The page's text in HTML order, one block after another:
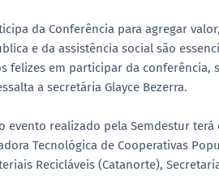
da Conferência para agregar
e da assistência social são
felizes em participar da
a secretária Glayce Bezerra.
evento realizado pela Semdestur
Tecnológica de Cooperativas
Recicláveis (Catanorte),